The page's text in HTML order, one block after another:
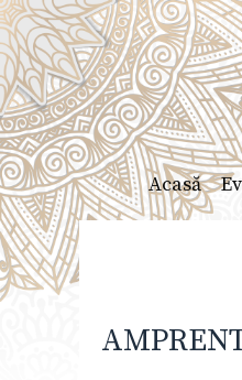
Sari
la
conținut
Acasă